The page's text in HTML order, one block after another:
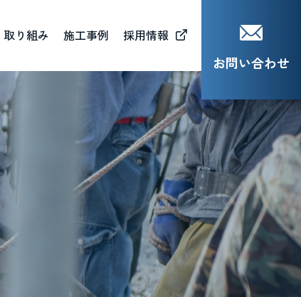
取り組み
施工事例 採用情報
お問い合わせ